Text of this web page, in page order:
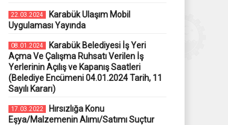
22.03.2024
Karabük Ulaşım Mobil
Uygulaması Yayında
08.01.2024
Karabük Belediyesi İş Yeri
Açma Ve Çalışma Ruhsatı Verilen İş
Yerlerinin Açılış ve Kapanış Saatleri
(Belediye Encümeni 04.01.2024 Tarih, 11
Sayılı Kararı)
17.03.2022
Hırsızlığa Konu
Eşya/Malzemenin Alımı/Satımı Suçtur